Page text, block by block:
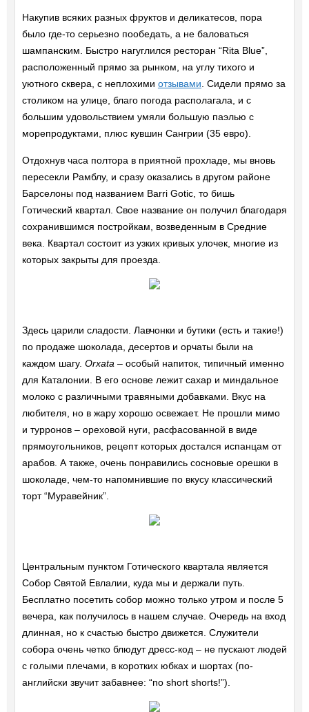
Накупив всяких разных фруктов и деликатесов, пора
было где-то серьезно пообедать, а не баловаться
шампанским. Быстро нагуглился ресторан “Rita Blue”,
расположенный прямо за рынком, на углу тихого и
уютного сквера, с неплохими отзывами . Сидели прямо за
столиком на улице, благо погода располагала, и с
большим удовольствием умяли большую паэлью с
морепродуктами, плюс кувшин Сангрии (35 евро).
Отдохнув часа полтора в приятной прохладе, мы вновь
пересекли Рамблу, и сразу оказались в другом районе
Барселоны под названием Barri Gotic, то бишь
Готический квартал. Свое название он получил благодаря
сохранившимся постройкам, возведенным в Средние
века. Квартал состоит из узких кривых улочек, многие из
которых закрыты для проезда.
Здесь царили сладости. Лавчонки и бутики (есть и такие!)
по продаже шоколада, десертов и орчаты были на
каждом шагу. Orxata – особый напиток, типичный именно
для Каталонии. В его основе лежит сахар и миндальное
молоко с различными травяными добавками. Вкус на
любителя, но в жару хорошо освежает. Не прошли мимо
и турронов – ореховой нуги, расфасованной в виде
прямоугольников, рецепт которых достался испанцам от
арабов. А также, очень понравились сосновые орешки в
шоколаде, чем-то напомнившие по вкусу классический
торт “Муравейник”.
Центральным пунктом Готического квартала является
Собор Святой Евлалии, куда мы и держали путь.
Бесплатно посетить собор можно только утром и после 5
вечера, как получилось в нашем случае. Очередь на вход
длинная, но к счастью быстро движется. Служители
собора очень четко блюдут дресс-код – не пускают людей
с голыми плечами, в коротких юбках и шортах (по-
английски звучит забавнее: “no short shorts!”).